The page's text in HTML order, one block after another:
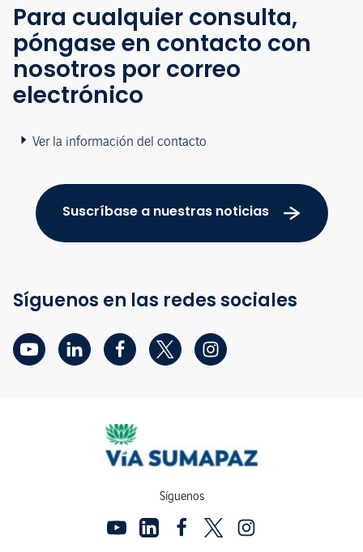
Para cualquier consulta,
póngase en contacto con
nosotros por correo
electrónico
Ver la información del contacto
Suscríbase a nuestras noticias
Síguenos en las redes sociales
Síguenos